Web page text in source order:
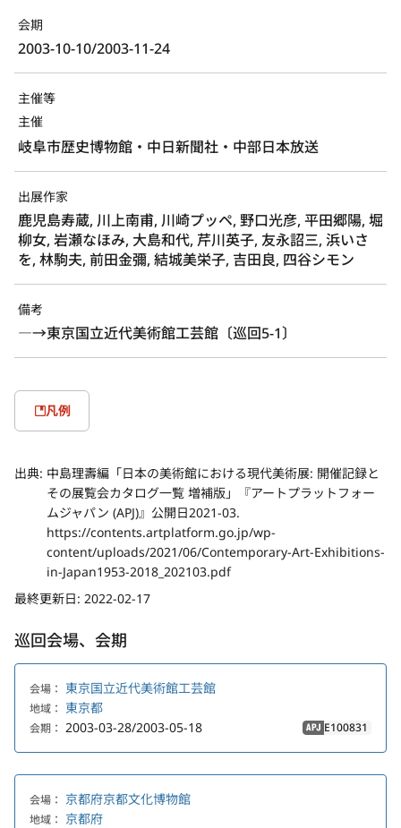
会期
2003-10-10/2003-11-24
主催等
主催
岐阜市歴史博物館・中日新聞社・中部日本放送
出展作家
鹿児島寿蔵, 川上南甫, 川崎プッペ, 野口光彦, 平田郷陽, 堀
柳女, 岩瀬なほみ, 大島和代, 芹川英子, 友永詔三, 浜いさ
を, 林駒夫, 前田金彌, 結城美栄子, 吉田良, 四谷シモン
備考
―→東京国立近代美術館工芸館〔巡回5-1〕
凡例
出典: 中島理壽編「日本の美術館における現代美術展: 開催記録と
その展覧会カタログ一覧 増補版」『アートプラットフォー
ムジャパン (APJ)』公開日2021-03.
https://contents.artplatform.go.jp/wp-
content/uploads/2021/06/Contemporary-Art-Exhibitions-
in-Japan1953-2018_202103.pdf
最終更新日: 2022-02-17
巡回会場、会期
会場： 東京国立近代美術館工芸館
地域： 東京都
会期： 2003-03-28/2003-05-18 APJ E100831
会場： 京都府京都文化博物館
地域： 京都府